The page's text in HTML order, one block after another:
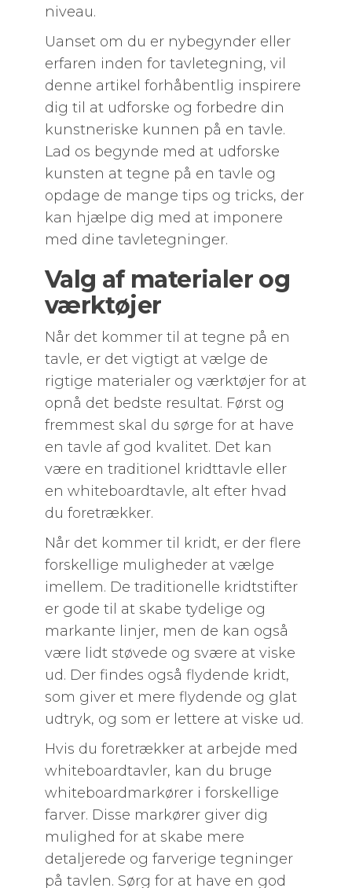
niveau.
Uanset om du er nybegynder eller
erfaren inden for tavletegning, vil
denne artikel forhåbentlig inspirere
dig til at udforske og forbedre din
kunstneriske kunnen på en tavle.
Lad os begynde med at udforske
kunsten at tegne på en tavle og
opdage de mange tips og tricks, der
kan hjælpe dig med at imponere
med dine tavletegninger.
Valg af materialer og
værktøjer
Når det kommer til at tegne på en
tavle, er det vigtigt at vælge de
rigtige materialer og værktøjer for at
opnå det bedste resultat. Først og
fremmest skal du sørge for at have
en tavle af god kvalitet. Det kan
være en traditionel kridttavle eller
en whiteboardtavle, alt efter hvad
du foretrækker.
Når det kommer til kridt, er der flere
forskellige muligheder at vælge
imellem. De traditionelle kridtstifter
er gode til at skabe tydelige og
markante linjer, men de kan også
være lidt støvede og svære at viske
ud. Der findes også flydende kridt,
som giver et mere flydende og glat
udtryk, og som er lettere at viske ud.
Hvis du foretrækker at arbejde med
whiteboardtavler, kan du bruge
whiteboardmarkører i forskellige
farver. Disse markører giver dig
mulighed for at skabe mere
detaljerede og farverige tegninger
på tavlen. Sørg for at have en god